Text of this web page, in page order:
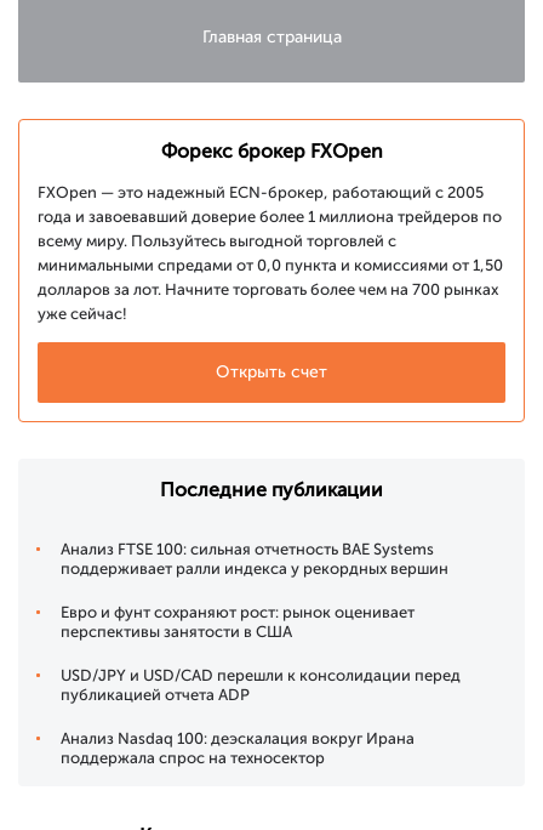
Главная страница
Форекс брокер FXOpen
FXOpen — это надежный ECN-брокер, работающий с 2005
года и завоевавший доверие более 1 миллиона трейдеров по
всему миру. Пользуйтесь выгодной торговлей с
минимальными спредами от 0,0 пункта и комиссиями от 1,50
долларов за лот. Начните торговать более чем на 700 рынках
уже сейчас!
Открыть счет
Последние публикации
Анализ FTSE 100: сильная отчетность BAE Systems
поддерживает ралли индекса у рекордных вершин
Евро и фунт сохраняют рост: рынок оценивает
перспективы занятости в США
USD/JPY и USD/CAD перешли к консолидации перед
публикацией отчета ADP
Анализ Nasdaq 100: деэскалация вокруг Ирана
поддержала спрос на техносектор